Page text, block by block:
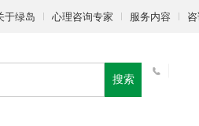
于绿岛 心理咨询专家 服务内容
搜索